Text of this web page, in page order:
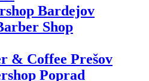
Bardejov
Shop
& Coffee Prešov
Poprad